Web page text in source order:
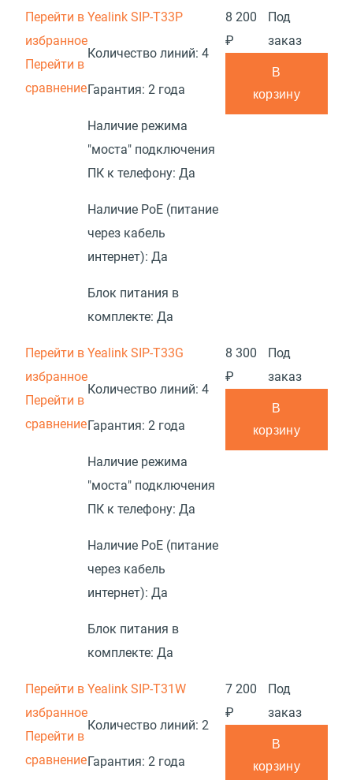
Перейти в
избранное
Перейти в
сравнение
Yealink SIP-T33P
Количество линий: 4
Гарантия: 2 года
Наличие режима
"моста" подключения
ПК к телефону: Да
Наличие PoE (питание
через кабель
интернет): Да
Блок питания в
комплекте: Да
8 200
₽
Под
заказ
В
корзину
Перейти в
избранное
Перейти в
сравнение
Yealink SIP-T33G
Количество линий: 4
Гарантия: 2 года
Наличие режима
"моста" подключения
ПК к телефону: Да
Наличие PoE (питание
через кабель
интернет): Да
Блок питания в
комплекте: Да
8 300
₽
Под
заказ
В
корзину
Перейти в
избранное
Перейти в
сравнение
Yealink SIP-T31W
Количество линий: 2
Гарантия: 2 года
7 200
₽
Под
заказ
В
корзину